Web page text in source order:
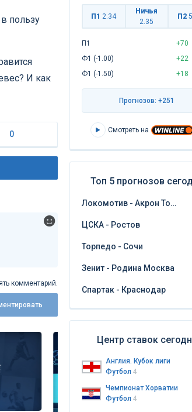
пользу
И как
0
комментарий.
П12.34
Ничья
2.35
П2
П1 +70
Ф1 (-1.00)
+22
Ф1 (-1.50)
+18
Прогнозов: +251
Смотреть на
Топ 5 прогнозов
Локомотив - Акрон Тольятти
ЦСКА - Ростов
Торпедо - Сочи
Зенит - Родина Москва
Спартак - Краснодар
Центр ставок
Англия. Кубок лиги
Футбол 4
Чемпионат Хорватии
Футбол 4